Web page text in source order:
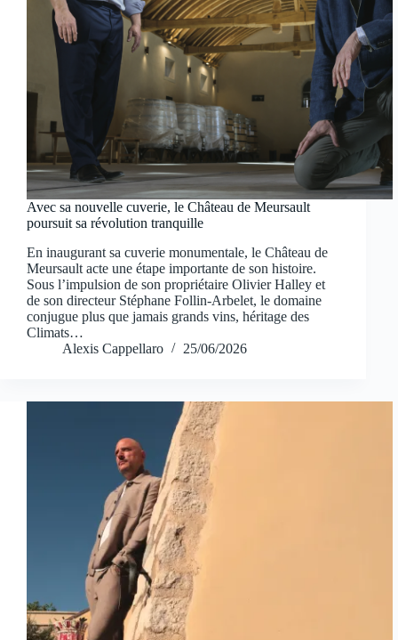
Avec sa nouvelle cuverie, le Château de Meursault
poursuit sa révolution tranquille
En inaugurant sa cuverie monumentale, le Château de
Meursault acte une étape importante de son histoire.
Sous l’impulsion de son propriétaire Olivier Halley et
de son directeur Stéphane Follin-Arbelet, le domaine
conjugue plus que jamais grands vins, héritage des
Climats…
Alexis Cappellaro
25/06/2026